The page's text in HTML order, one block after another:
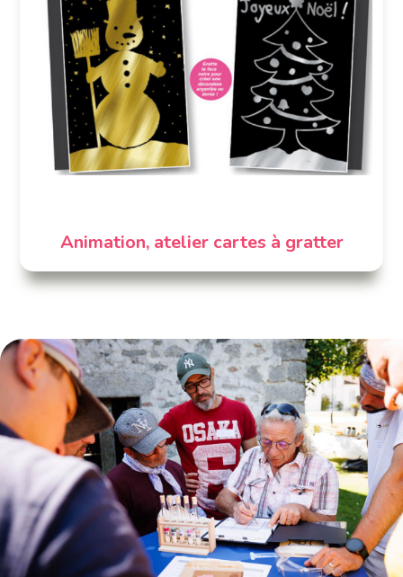
Animation, atelier cartes à gratter